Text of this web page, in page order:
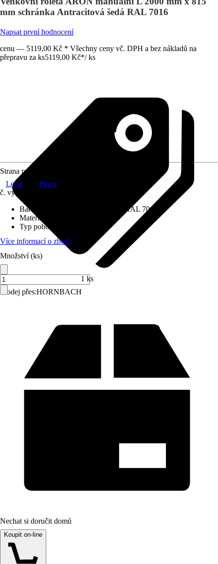
mm schránka Antracitová šedá RAL 7016
Napsat první hodnocení
cenu — 5119,00 Kč * Všechny ceny vč. DPH a bez nákladů na
přepravu za ks5119,00 Kč*/ ks
Prodej přes:HORNBACH
Strana pohonu
Levá
Pravá
č. výrobku
Barva schránky
Antracitová šedá RAL 7016
Materiál závěsu
Typ pohonu
Více informací o zboží
Množství (ks)
1 ks
Nechat si doručit domů
Koupit on-line